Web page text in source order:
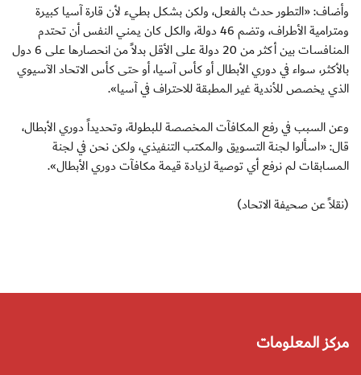
وأضاف: «التطور حدث بالفعل، ولكن بشكل بطيء لأن قارة آسيا كبيرة
ومترامية الأطراف، وتضم 46 دولة، والكل كان يمني النفس أن تحتدم
المنافسات بين أكثر من 20 دولة على الأقل بدلاً من انحصارها على 6 دول
بالأكثر، سواء في دوري الأبطال أو كأس آسيا، أو حتى كأس الاتحاد الآسيوي
الذي يخصص للأندية غير المطبقة للاحتراف في آسيا».
وعن السبب في رفع المكافآت المخصصة للبطولة، وتحديداً دوري الأبطال،
قال: «اسألوا لجنة التسويق والمكتب التنفيذي، ولكن نحن في لجنة
المسابقات لم نرفع أي توصية لزيادة قيمة مكافآت دوري الأبطال».
(نقلاً عن صحيفة الاتحاد)
مركز المعلومات